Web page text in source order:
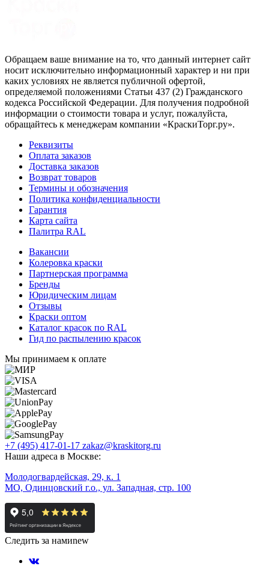
Обращаем ваше внимание на то, что данный интернет сайт
носит исключительно информационный характер и ни при
каких условиях не является публичной офертой,
определяемой положениями Статьи 437 (2) Гражданского
кодекса Российской Федерации. Для получения подробной
информации о стоимости товара и услуг, пожалуйста,
обращайтесь к менеджерам компании «КраскиТорг.ру».
Реквизиты
Оплата заказов
Доставка заказов
Возврат товаров
Термины и обозначения
Политика конфиденциальности
Гарантия
Карта сайта
Палитра RAL
Вакансии
Колеровка краски
Партнерская программа
Бренды
Юридическим лицам
Отзывы
Краски оптом
Каталог красок по RAL
Гид по распылению красок
Мы принимаем к оплате
+7 (495) 417-01-17 zakaz@kraskitorg.ru
Наши адреса в Москве:
Молодогвардейская, 29, к. 1
МО, Одинцовский г.о., ул. Западная, стр. 100
Следить за намиnew